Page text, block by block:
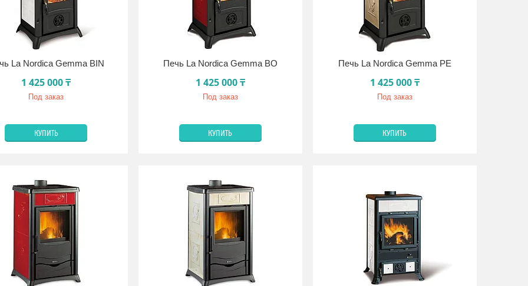
La Nordica Gemma BIN
1 425 000 ₸
Под заказ
КУПИТЬ
Печь La Nordica Gemma BO
1 425 000 ₸
Под заказ
КУПИТЬ
Печь La Nordica Gemma PE
1 425 000 ₸
Под заказ
КУПИТЬ